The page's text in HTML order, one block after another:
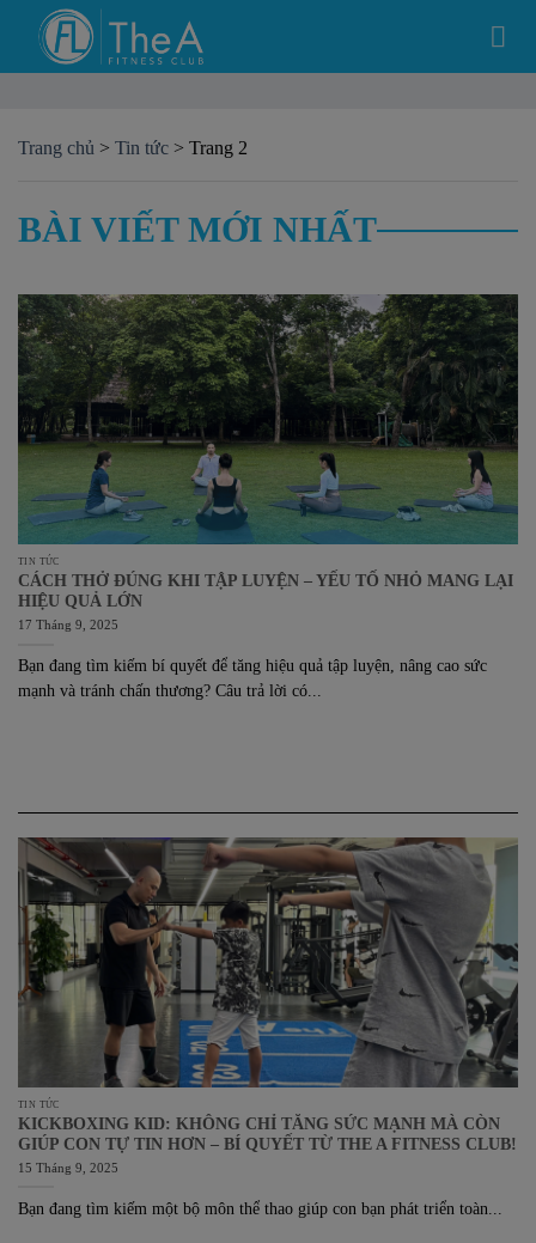
nội
Trang chủ > Tin tức > Trang 2
BÀI VIẾT MỚI NHẤT
TIN TỨC
CÁCH THỞ ĐÚNG KHI TẬP LUYỆN – YẾU TỐ NHỎ MANG LẠI
HIỆU QUẢ LỚN
17 Tháng 9, 2025
Bạn đang tìm kiếm bí quyết để tăng hiệu quả tập luyện, nâng cao sức
mạnh và tránh chấn thương? Câu trả lời có...
TIN TỨC
KICKBOXING KID: KHÔNG CHỈ TĂNG SỨC MẠNH MÀ CÒN
GIÚP CON TỰ TIN HƠN – BÍ QUYẾT TỪ THE A FITNESS CLUB!
15 Tháng 9, 2025
Bạn đang tìm kiếm một bộ môn thể thao giúp con bạn phát triển toàn...